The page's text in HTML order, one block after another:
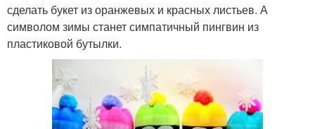
сделать букет из оранжевых и красных листьев. А
символом зимы станет симпатичный пингвин из
пластиковой бутылки.